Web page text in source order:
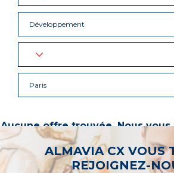
Développement
Paris
Aucune offre trouvée. Nous
d’autres mots-clés ou à
ALMAVIA CX VOUS
REJOIGNEZ-